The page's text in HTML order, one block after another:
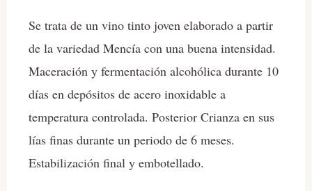
Se trata de un vino tinto joven elaborado a partir
de la variedad Mencía con una buena intensidad.
Maceración y fermentación alcohólica durante 10
días en depósitos de acero inoxidable a
temperatura controlada. Posterior Crianza en sus
lías finas durante un periodo de 6 meses.
Estabilización final y embotellado.